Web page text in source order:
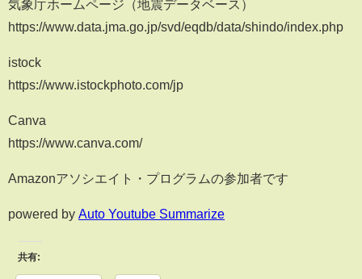
気象庁ホームページ（地震データベース）
https://www.data.jma.go.jp/svd/eqdb/data/shindo/index.php
istock
https://www.istockphoto.com/jp
Canva
https://www.canva.com/
Amazonアソシエイト・プログラムの参加者です
powered by Auto Youtube Summarize
共有: